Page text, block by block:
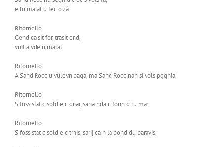
e lu malat u fec o’zà.
Ritornello
Gend ca sit for, trasit end,
vnit a vde u malat.
Ritornello
A Sand Rocc u vulevn pagà, ma Sand Rocc nan si vols pgghia.
Ritornello
S foss stat c sold e c dnar, saria nda u fonn d lu mar
Ritornello
S foss stat c sold e c trnis, sarij ca n la pond du paravis.